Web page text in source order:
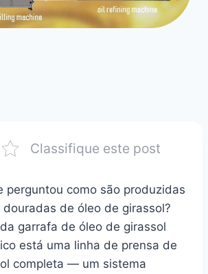
Classifique este post
perguntou como são produzidas
de óleo de girassol?
garrafa de óleo de girassol
está uma linha de prensa de
completa — um sistema